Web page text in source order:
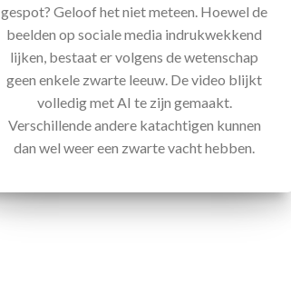
gespot? Geloof het niet meteen. Hoewel de
beelden op sociale media indrukwekkend
lijken, bestaat er volgens de wetenschap
geen enkele zwarte leeuw. De video blijkt
volledig met AI te zijn gemaakt.
Verschillende andere katachtigen kunnen
dan wel weer een zwarte vacht hebben.